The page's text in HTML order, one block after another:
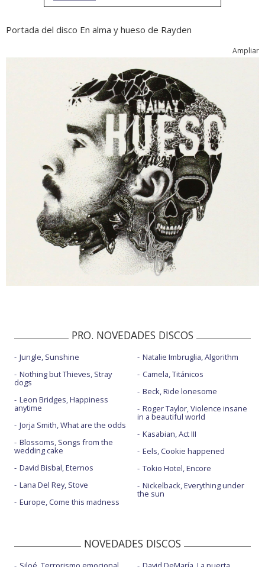
Portada del disco En alma y hueso de Rayden
Ampliar
PRO. NOVEDADES DISCOS
Jungle, Sunshine
Nothing but Thieves, Stray
dogs
Leon Bridges, Happiness
anytime
Jorja Smith, What are the odds
Blossoms, Songs from the
wedding cake
David Bisbal, Eternos
Lana Del Rey, Stove
Europe, Come this madness
Natalie Imbruglia, Algorithm
Camela, Titánicos
Beck, Ride lonesome
Roger Taylor, Violence insane
in a beautiful world
Kasabian, Act III
Eels, Cookie happened
Tokio Hotel, Encore
Nickelback, Everything under
the sun
NOVEDADES DISCOS